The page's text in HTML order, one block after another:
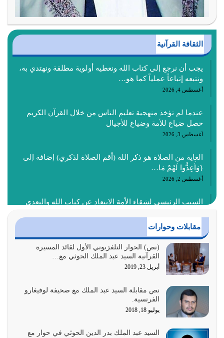
الثقافة القرآنية
يجب أن نرجع إلى كتاب الله ونعطيه أولوية مطلقة ونهتدي به،
ونتبعه إتباعاً عملياً كما هو…
أغسطس 4, 2026
عندما لم تؤخذ منهجية تعليم الناس من خلال القرآن الكريم
حصل ضياع للأمة وضياع للأجيال
أغسطس 3, 2026
الغاية من الصلاة هو ذكر الله (أقم الصلاة لذكري) إضافة إلى
{وَأَعِدُّوا لَهُمْ مَا…
أغسطس 2, 2026
السبب الرئيسي لشقاء الأمة الابتعاد عن كتاب الله والتعدي
أغسطس 1, 2026
أبرز أسباب الشقاء هو الإعراض عن ذكر الله وعن هدى الله
المتمثل في القرآن الكريم
يوليو 31, 2026
أولياء الشيطان كلما كانوا أكثر ولاءً وطاعة للشيطان كلما كانوا
أكثر ضعفاً
يوليو 30, 2026
وعد الله تعالى من يُقتل في سبيله بالحياة الأبدية والرزق
مقابلات وحوارات
(نص) الحوار التلفزيوني الأول لقائد المسيرة
القرآنية السيد عبد الملك الحوثي مع…
أبريل 23, 2019
نص مقابلة السيد عبد الملك مع صحيفة لوفيغارو
الفرنسية.
يوليو 18, 2018
السيد عبد الملك بدر الدين الحوثي في حوار مع